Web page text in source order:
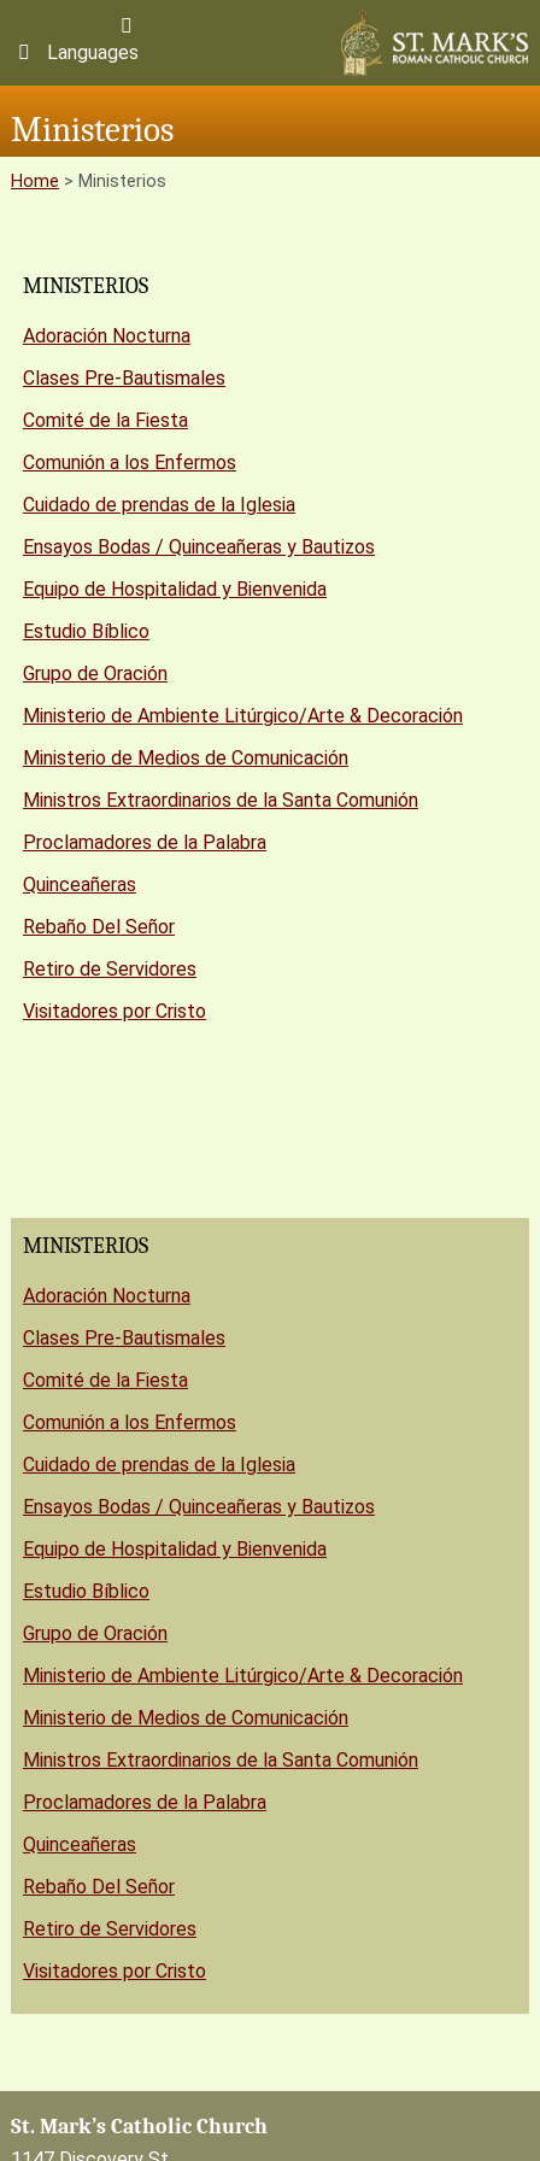
Languages
Ministerios
Home > Ministerios
MINISTERIOS
Adoración Nocturna
Clases Pre-Bautismales
Comité de la Fiesta
Comunión a los Enfermos
Cuidado de prendas de la Iglesia
Ensayos Bodas / Quinceañeras y Bautizos
Equipo de Hospitalidad y Bienvenida
Estudio Bíblico
Grupo de Oración
Ministerio de Ambiente Litúrgico/Arte & Decoración
Ministerio de Medios de Comunicación
Ministros Extraordinarios de la Santa Comunión
Proclamadores de la Palabra
Quinceañeras
Rebaño Del Señor
Retiro de Servidores
Visitadores por Cristo
MINISTERIOS
Adoración Nocturna
Clases Pre-Bautismales
Comité de la Fiesta
Comunión a los Enfermos
Cuidado de prendas de la Iglesia
Ensayos Bodas / Quinceañeras y Bautizos
Equipo de Hospitalidad y Bienvenida
Estudio Bíblico
Grupo de Oración
Ministerio de Ambiente Litúrgico/Arte & Decoración
Ministerio de Medios de Comunicación
Ministros Extraordinarios de la Santa Comunión
Proclamadores de la Palabra
Quinceañeras
Rebaño Del Señor
Retiro de Servidores
Visitadores por Cristo
St. Mark’s Catholic Church